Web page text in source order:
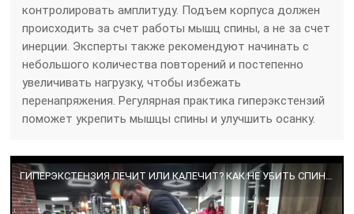
контролировать амплитуду. Подъем корпуса должен
происходить за счет работы мышц спины, а не за счет
инерции. Эксперты также рекомендуют начинать с
небольшого количества повторений и постепенно
увеличивать нагрузку, чтобы избежать
перенапряжения. Регулярная практика гиперэкстензий
поможет укрепить мышцы спины и улучшить осанку.